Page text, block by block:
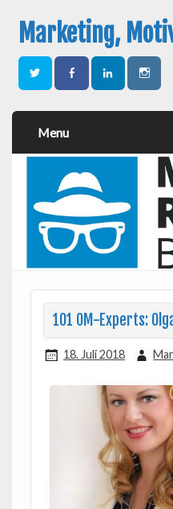
Marketing,
Menu
101 OM-Experts:
18. Juli 2018